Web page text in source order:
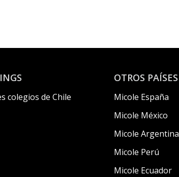
colegios de Chile
OTROS PAÍSES
Micole España
Micole México
Micole Argentina
Micole Perú
Micole Ecuador